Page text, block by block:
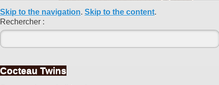
Skip to the navigation. Skip to the content.
Rechercher :
Cocteau Twins